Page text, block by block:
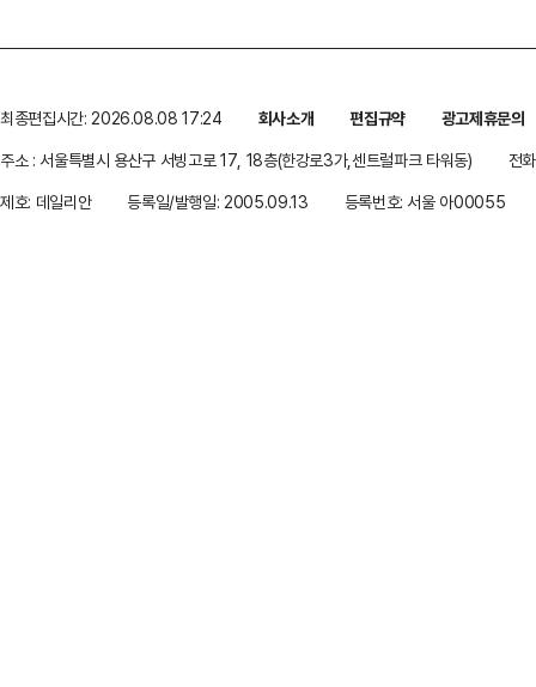
최종편집시간: 2026.08.08 17:24 회사소개 편집규약
광고제휴문의
주소 : 서울특별시 용산구 서빙고로 17, 18층(한강로3가,센트럴파크 타워동)
전
제호: 데일리안
등록일/발행일: 2005.09.13 등록번호: 서울 아00055